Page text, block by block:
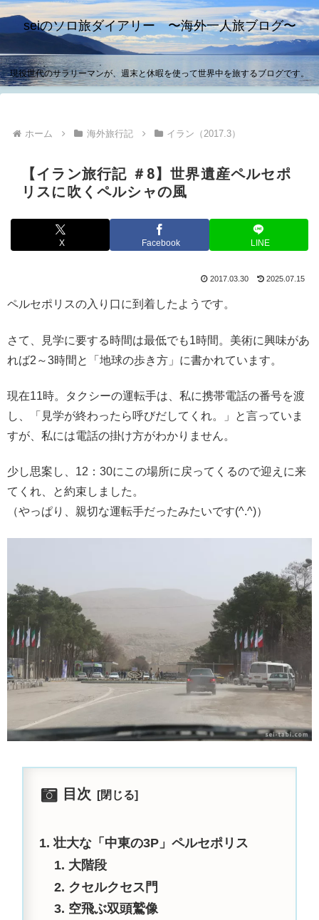
seiのソロ旅ダイアリー 〜海外一人旅ブログ〜
現役世代のサラリーマンが、週末と休暇を使って世界中を旅するブログです。
ホーム 海外旅行記 イラン（2017.3）
【イラン旅行記 ＃8】世界遺産ペルセポ
リスに吹くペルシャの風
X Facebook LINE
2017.03.30 2025.07.15
ペルセポリスの入り口に到着したようです。
さて、見学に要する時間は最低でも1時間。美術に興味があ
れば2～3時間と「地球の歩き方」に書かれています。
現在11時。タクシーの運転手は、私に携帯電話の番号を渡
し、「見学が終わったら呼びだしてくれ。」と言っていま
すが、私には電話の掛け方がわかりません。
少し思案し、12：30にこの場所に戻ってくるので迎えに来
てくれ、と約束しました。
（やっぱり、親切な運転手だったみたいです(^.^)）
目次
壮大な「中東の3P」ペルセポリス
大階段
クセルクセス門
空飛ぶ双頭鷲像